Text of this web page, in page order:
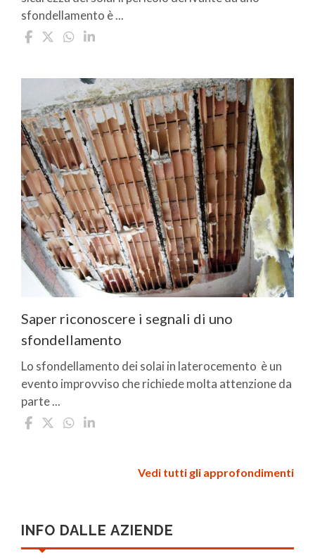
sfondellamento è ...
Saper riconoscere i segnali di uno
sfondellamento
Lo sfondellamento dei solai in laterocemento è un
evento improvviso che richiede molta attenzione da
parte ...
Vedi tutti gli approfondimenti
INFO DALLE AZIENDE